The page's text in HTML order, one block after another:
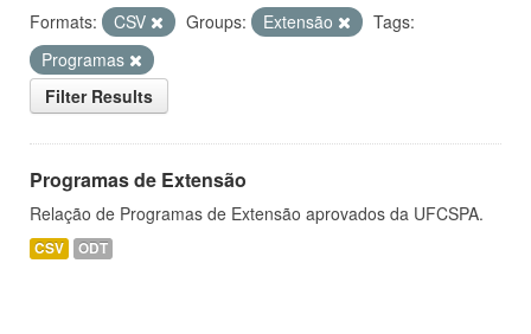
Formats: CSV Groups: Extensão
Tags:
Programas
Filter Results
Programas de Extensão
Relação de Programas de Extensão aprovados da UFCSPA.
CSV ODT